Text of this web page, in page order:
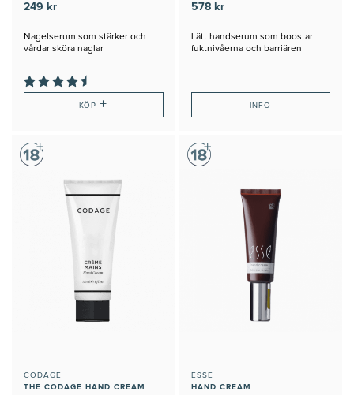
249 kr
Nagelserum som stärker och
vårdar sköra naglar
KÖP+
578 kr
Lätt handserum som boostar
fuktnivåerna och barriären
INFO
CODAGE
THE CODAGE HAND CREAM
ESSE
HAND CREAM